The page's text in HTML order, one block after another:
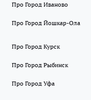
Про Город Иваново
Про Город Йошкар-Ола
Про Город Курск
Про Город Рыбинск
Про Город Уфа